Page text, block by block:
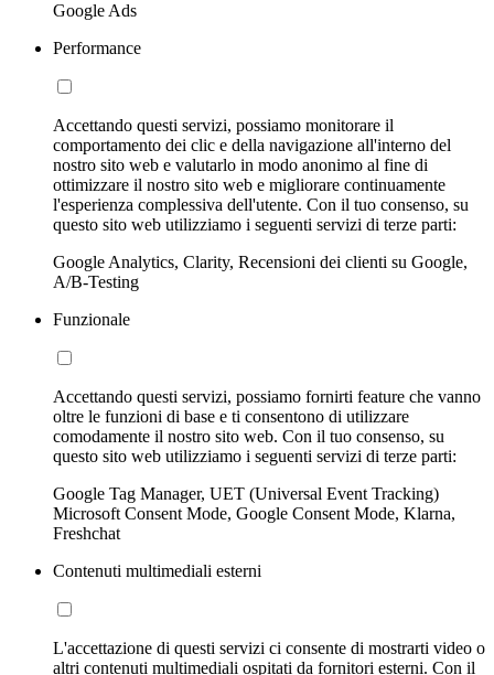
Google Ads
Performance
Accettando questi servizi, possiamo monitorare il
comportamento dei clic e della navigazione all'interno del
nostro sito web e valutarlo in modo anonimo al fine di
ottimizzare il nostro sito web e migliorare continuamente
l'esperienza complessiva dell'utente. Con il tuo consenso, su
questo sito web utilizziamo i seguenti servizi di terze parti:
Google Analytics, Clarity, Recensioni dei clienti su Google,
A/B-Testing
Funzionale
Accettando questi servizi, possiamo fornirti feature che vanno
oltre le funzioni di base e ti consentono di utilizzare
comodamente il nostro sito web. Con il tuo consenso, su
questo sito web utilizziamo i seguenti servizi di terze parti:
Google Tag Manager, UET (Universal Event Tracking)
Microsoft Consent Mode, Google Consent Mode, Klarna,
Freshchat
Contenuti multimediali esterni
L'accettazione di questi servizi ci consente di mostrarti video o
altri contenuti multimediali ospitati da fornitori esterni. Con il